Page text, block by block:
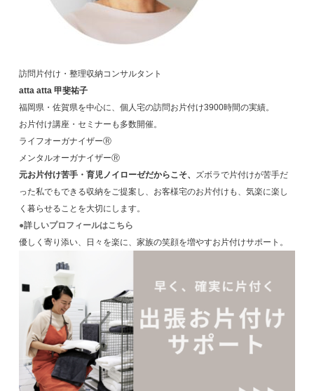
訪問片付け・整理収納コンサルタント
atta atta 甲斐祐子
福岡県・佐賀県を中心に、個人宅の訪問お片付け3900時間の実績。
お片付け講座・セミナーも多数開催。
ライフオーガナイザーⓇ
メンタルオーガナイザーⓇ
元お片付け苦手・育児ノイローゼだからこそ、 ズボラで片付けが苦手だ
った私でもできる収納をご提案し、お客様宅のお片付けも、気楽に楽し
く暮らせることを大切にします。
●詳しいプロフィールはこちら
優しく寄り添い、日々を楽に、家族の笑顔を増やすお片付けサポート。